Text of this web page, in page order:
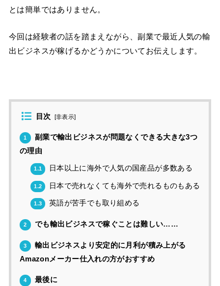
とは簡単ではありません。
今回は経験者の話を踏まえながら、副業で最近人気の輸
出ビジネスが稼げるかどうかについてお伝えします。
目次 [非表示]
1
副業で輸出ビジネスが問題なくできる大きな3つ
の理由
1.1 日本以上に海外で人気の国産品が多数ある
1.2 日本で売れなくても海外で売れるものもある
1.3 英語が苦手でも取り組める
2 でも輸出ビジネスで稼ぐことは難しい……
3
輸出ビジネスより安定的に月利が積み上がる
Amazonメーカー仕入れの方がおすすめ
4 最後に